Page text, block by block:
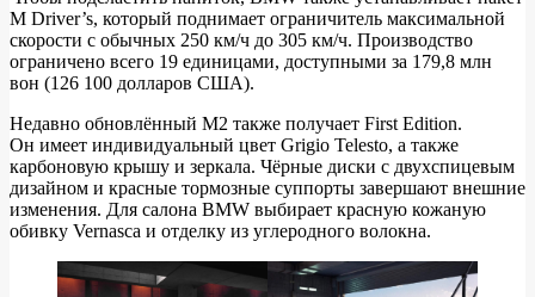
в
матовой
окраске
M Driver’s, который поднимает ограничитель максимальной
скорости с обычных 250 км/ч до 305 км/ч. Производство
ограничено всего 19 единицами, доступными за 179,8 млн
вон (126 100 долларов США).
Недавно обновлённый M2 также получает First Edition.
Он имеет индивидуальный цвет Grigio Telesto, а также
карбоновую крышу и зеркала. Чёрные диски с двухспицевым
дизайном и красные тормозные суппорты завершают внешние
изменения. Для салона BMW выбирает красную кожаную
обивку Vernasca и отделку из углеродного волокна.